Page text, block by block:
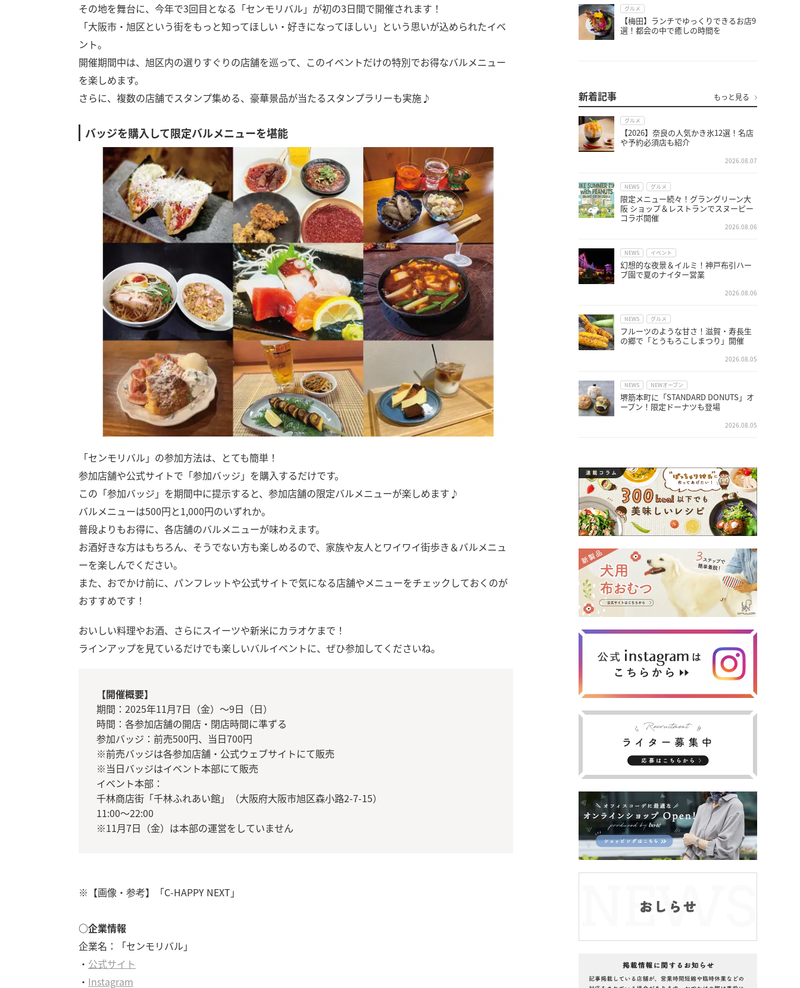
その地を舞台に、今年で3回目となる「センモリバル」が初の3日間で開催されます！
「大阪市・旭区という街をもっと知ってほしい・好きになってほしい」という思いが込められたイベ
ント。
開催期間中は、旭区内の選りすぐりの店舗を巡って、このイベントだけの特別でお得なバルメニュー
を楽しめます。
さらに、複数の店舗でスタンプ集める、豪華景品が当たるスタンプラリーも実施♪
バッジを購入して限定バルメニューを堪能
「センモリバル」の参加方法は、とても簡単！
参加店舗や公式サイトで「参加バッジ」を購入するだけです。
この「参加バッジ」を期間中に提示すると、参加店舗の限定バルメニューが楽しめます♪
バルメニューは500円と1,000円のいずれか。
普段よりもお得に、各店舗のバルメニューが味わえます。
お酒好きな方はもちろん、そうでない方も楽しめるので、家族や友人とワイワイ街歩き＆バルメニュ
ーを楽しんでください。
また、おでかけ前に、パンフレットや公式サイトで気になる店舗やメニューをチェックしておくのが
おすすめです！
おいしい料理やお酒、さらにスイーツや新米にカラオケまで！
ラインアップを見ているだけでも楽しいバルイベントに、ぜひ参加してくださいね。
【開催概要】
期間：2025年11月7日（金）～9日（日）
時間：各参加店舗の開店・閉店時間に準ずる
参加バッジ：前売500円、当日700円
※前売バッジは各参加店舗・公式ウェブサイトにて販売
※当日バッジはイベント本部にて販売
イベント本部：
千林商店街「千林ふれあい館」（大阪府大阪市旭区森小路2-7-15）
11:00～22:00
※11月7日（金）は本部の運営をしていません
※【画像・参考】「C-HAPPY NEXT」
○企業情報
企業名：「センモリバル」
・ 公式サイト
・ Instagram
グルメ
【梅田】ランチでゆっくりできるお店9
選！都会の中で癒しの時間を
新着記事 もっと見る
グルメ
【2026】奈良の人気かき氷12選！名店
や予約必須店も紹介
2026.08.07
NEWS グルメ
限定メニュー続々！グラングリーン大
阪 ショップ＆レストランでスヌーピー
コラボ開催
2026.08.06
NEWS イベント
幻想的な夜景＆イルミ！神戸布引ハー
ブ園で夏のナイター営業
2026.08.06
NEWS グルメ
フルーツのような甘さ！滋賀・寿長生
の郷で「とうもろこしまつり」開催
2026.08.05
NEWS NEWオープン
堺筋本町に「STANDARD DONUTS」オ
ープン！限定ドーナツも登場
2026.08.05